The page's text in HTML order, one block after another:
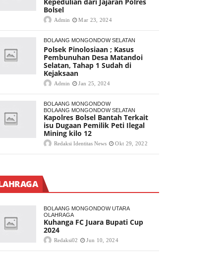
Bolsel
Admin Mar 23, 2024
BOLAANG MONGONDOW SELATAN
Polsek Pinolosiaan ; Kasus
Pembunuhan Desa Matandoi
Selatan, Tahap 1 Sudah di
Kejaksaan
Admin Jan 25, 2024
BOLAANG MONGONDOW
BOLAANG MONGONDOW SELATAN
Kapolres Bolsel Bantah Terkait
isu Dugaan Pemilik Peti Ilegal
Mining kilo 12
Redaksi Identitas News Okt 29, 2022
BOLAANG MONGONDOW UTARA
OLAHRAGA
Kuhanga FC Juara Bupati Cup
2024
Redaksi02 Jun 10, 2024